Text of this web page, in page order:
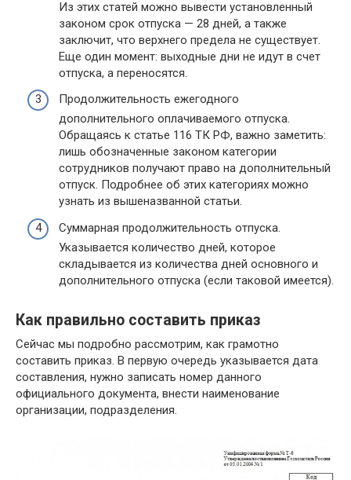
Из этих статей можно вывести установленный
законом срок отпуска — 28 дней, а также
заключит, что верхнего предела не существует.
Еще один момент: выходные дни не идут в счет
отпуска, а переносятся.
Продолжительность ежегодного
дополнительного оплачиваемого отпуска.
Обращаясь к статье 116 ТК РФ, важно заметить:
лишь обозначенные законом категории
сотрудников получают право на дополнительный
отпуск. Подробнее об этих категориях можно
узнать из вышеназванной статьи.
Суммарная продолжительность отпуска.
Указывается количество дней, которое
складывается из количества дней основного и
дополнительного отпуска (если таковой имеется).
Как правильно составить приказ
Сейчас мы подробно рассмотрим, как грамотно
составить приказ. В первую очередь указывается дата
составления, нужно записать номер данного
официального документа, внести наименование
организации, подразделения.